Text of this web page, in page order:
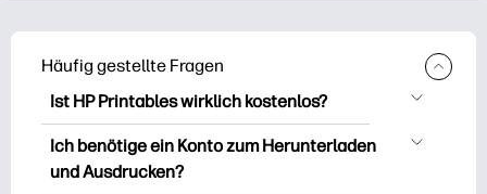
Häufig gestellte Fragen
Ist HP Printables wirklich kostenlos?
HP Printables bietet über 2.500
kostenlose Vorlagen zum Herunterladen
Ich benötige ein Konto zum Herunterladen
und Ausdrucken?